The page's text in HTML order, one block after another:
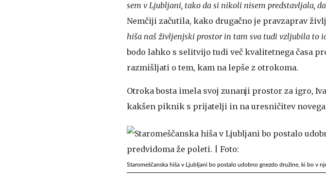
sem v Ljubljani, tako da si nikoli nisem predstavljala,
Nemčiji začutila, kako drugačno je pravzaprav
hiša naš življenjski prostor in tam sva tudi vzljubila to
bodo lahko s selitvijo tudi več kvalitetnega časa
razmišljati o tem, kam na lepše z otrokoma.
Otroka bosta imela svoj zunanji prostor za igro,
kakšen piknik s prijatelji in na uresničitev
Staromeščanska hiša v Ljubljani bo postalo udobno gnezdo družine, ki bo v